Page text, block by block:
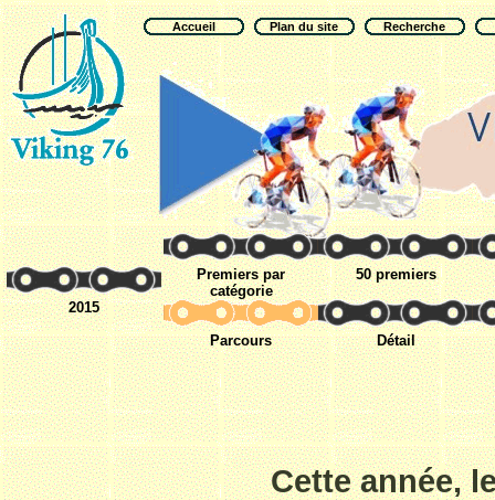
Accueil Plan du site Recherche
2015
Premiers par
catégorie
50 premiers
Parcours Détail
Cette année,